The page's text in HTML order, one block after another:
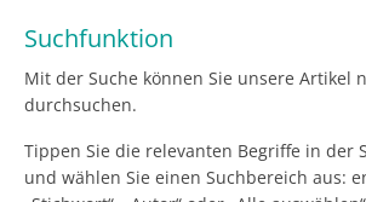
Suchfunktion
Mit der Suche können Sie unsere Artikel
durchsuchen.
Tippen Sie die relevanten Begriffe in der
und wählen Sie einen Suchbereich aus: